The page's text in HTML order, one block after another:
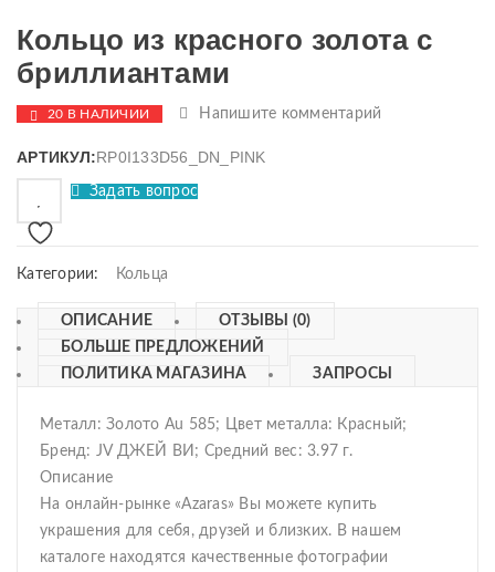
Кольцо из красного золота с
бриллиантами
20 В НАЛИЧИИ Напишите комментарий
АРТИКУЛ:RP0I133D56_DN_PINK
Задать вопрос
Категории: Кольца
ОПИСАНИЕ
ОТЗЫВЫ (0)
БОЛЬШЕ ПРЕДЛОЖЕНИЙ
ПОЛИТИКА МАГАЗИНА
ЗАПРОСЫ
Металл: Золото Au 585; Цвет металла: Красный;
Бренд: JV ДЖЕЙ ВИ; Средний вес: 3.97 г.
Описание
На онлайн-рынке «Azaras» Вы можете купить
украшения для себя, друзей и близких. В нашем
каталоге находятся качественные фотографии